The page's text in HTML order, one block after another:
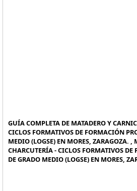
GUÍA COMPLETA DE MATADERO Y
CICLOS FORMATIVOS DE FORMACIÓN
MEDIO (LOGSE) EN MORES, ZARAGOZA. ,
CHARCUTERÍA - CICLOS FORMATIVOS
DE GRADO MEDIO (LOGSE) EN MORES,